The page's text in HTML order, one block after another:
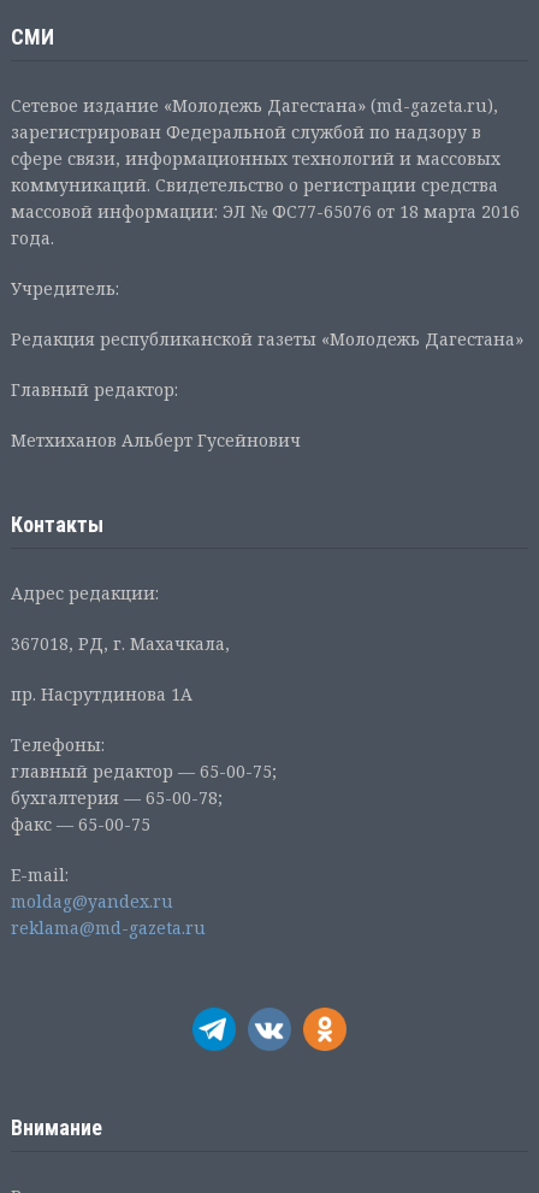
СМИ
Сетевое издание «Молодежь Дагестана» (md-gazeta.ru),
зарегистрирован Федеральной службой по надзору в
сфере связи, информационных технологий и массовых
коммуникаций. Свидетельство о регистрации средства
массовой информации: ЭЛ № ФС77-65076 от 18 марта 2016
года.
Учредитель:
Редакция республиканской газеты «Молодежь Дагестана»
Главный редактор:
Метхиханов Альберт Гусейнович
Контакты
Адрес редакции:
367018, РД, г. Махачкала,
пр. Насрутдинова 1А
Телефоны:
главный редактор — 65-00-75;
бухгалтерия — 65-00-78;
факс — 65-00-75
E-mail:
moldag@yandex.ru
reklama@md-gazeta.ru
Внимание